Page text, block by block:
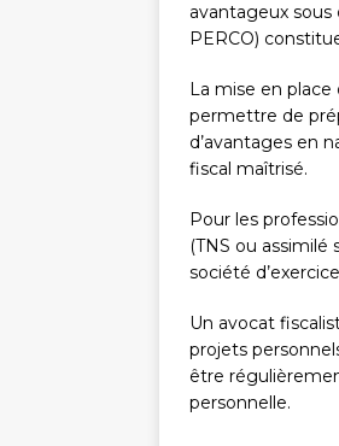
avantageux sous
PERCO)
La mise en place
permettre de
d’avantages en
fiscal maîtrisé.
Pour les
(TNS ou
société
Un avocat
projets
être
personnelle.